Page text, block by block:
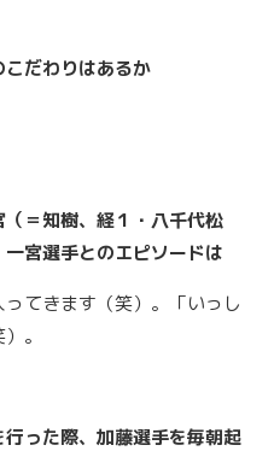
だわりはあるか
＝知樹、経１・八千代松
宮選手とのエピソードは
てきます（笑）。「いっし
。
った際、加藤選手を毎朝起